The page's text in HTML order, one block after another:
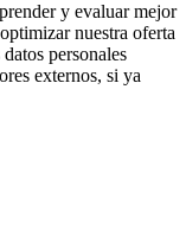
y evaluar mejor
nuestra oferta
personales
externos, si ya